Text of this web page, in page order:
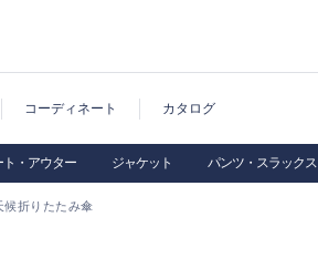
コーディネート カタログ
ト・アウター ジャケット パンツ・スラックス
候折りたたみ傘